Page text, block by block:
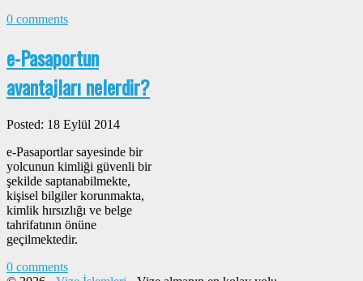
0 comments
e-Pasaportun
avantajları nelerdir?
Posted: 18 Eylül 2014
e-Pasaportlar sayesinde bir
yolcunun kimliği güvenli bir
şekilde saptanabilmekte,
kişisel bilgiler korunmakta,
kimlik hırsızlığı ve belge
tahrifatının önüne
geçilmektedir.
0 comments